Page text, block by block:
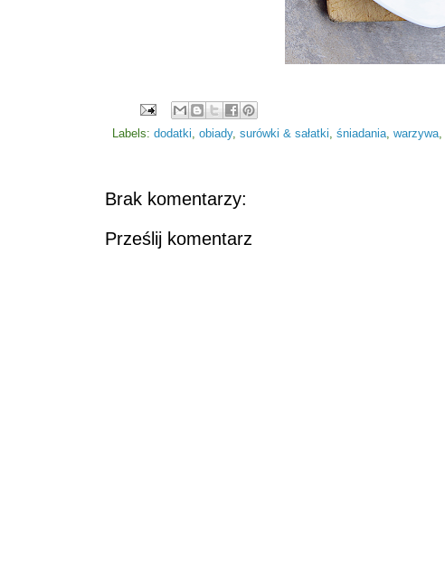
Labels: dodatki, obiady, surówki & sałatki, śniadania, warzywa,
Brak komentarzy:
Prześlij komentarz